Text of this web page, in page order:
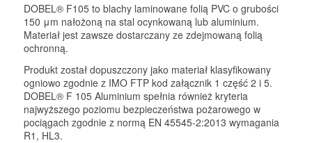
DOBEL® F105 to blachy laminowane folią PVC o grubości
150 μm nałożoną na stal ocynkowaną lub aluminium.
Materiał jest zawsze dostarczany ze zdejmowaną folią
ochronną.
Produkt został dopuszczony jako materiał klasyfikowany
ogniowo zgodnie z IMO FTP kod załącznik 1 część 2 i 5.
DOBEL® F 105 Aluminium spełnia również kryteria
najwyższego poziomu bezpieczeństwa pożarowego w
pociągach zgodnie z normą EN 45545-2:2013 wymagania
R1, HL3.